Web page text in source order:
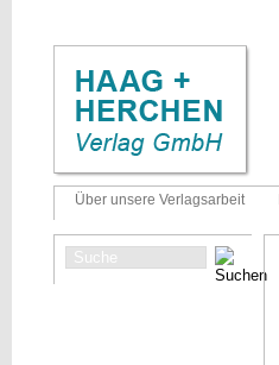
Über unsere Verlagsarbeit